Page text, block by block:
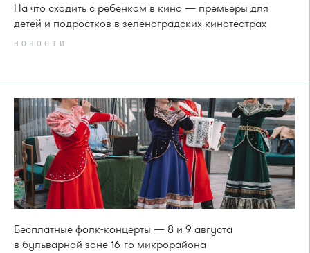
На что сходить с ребенком в кино — премьеры для
детей и подростков в зеленоградских кинотеатрах
НОВОСТИ
Бесплатные фолк-концерты — 8 и 9 августа
в бульварной зоне 16-го микрорайона